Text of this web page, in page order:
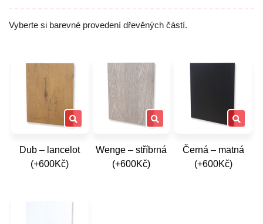
Vyberte si barevné provedení dřevěných částí.
Dub – lancelot
(+600Kč)
Wenge – stříbrná
(+600Kč)
Černá – matná
(+600Kč)